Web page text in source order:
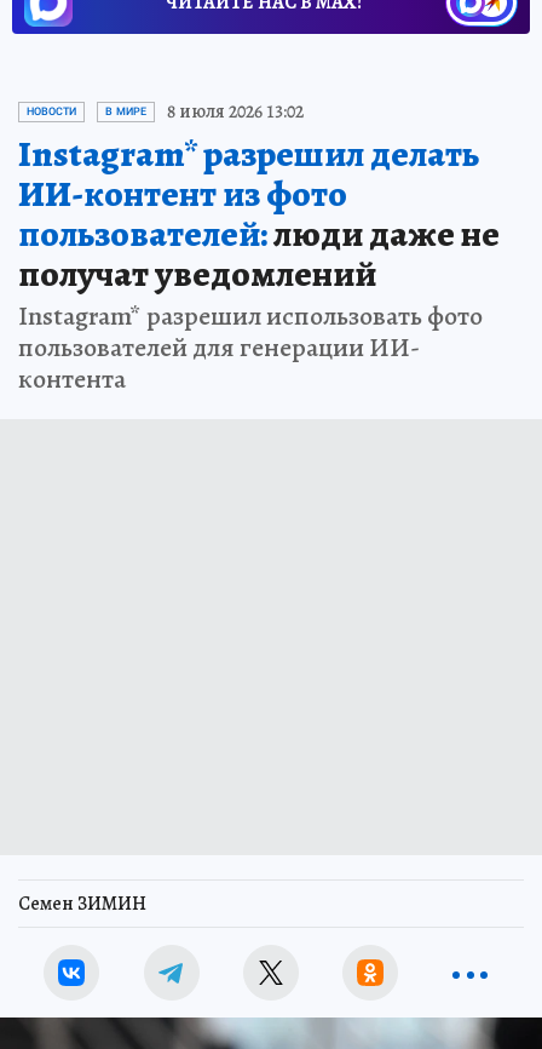
НОВОСТИ В МИРЕ 8 июля 2026 13:02
Instagram* разрешил делать
ИИ-контент из фото
пользователей:люди даже не
получат уведомлений
Instagram* разрешил использовать фото
пользователей для генерации ИИ-
контента
Семен ЗИМИН